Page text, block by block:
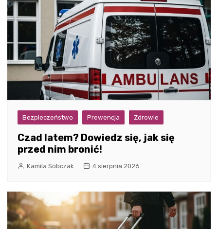
Bezpieczeństwo Prewencja Zdrowie
Czad latem? Dowiedz się, jak się
przed nim bronić!
Kamila Sobczak 4 sierpnia 2026